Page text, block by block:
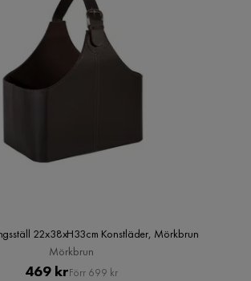
22x38xH33cm Konstläder, Mörkbrun
Mörkbrun
Pris
469 krOriginal
Förr 699 kr